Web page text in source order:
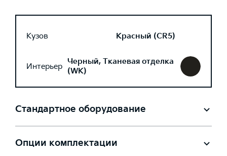
Кузов Красный (CR5)
Интерьер Черный, Тканевая отделка
(WK)
Стандартное оборудование
Опции комплектации